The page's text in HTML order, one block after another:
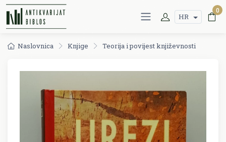
HR
0
Naslovnica Knjige Teorija i povijest književnosti